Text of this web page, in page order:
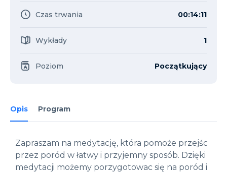
Opis Program
Zapraszam na medytację, która pomoże przejśc
przez poród w łatwy i przyjemny sposób. Dzięki
medytacji możemy porzygotowac się na poród i
Czas trwania 00:14:11
Wykłady 1
Poziom Początkujący